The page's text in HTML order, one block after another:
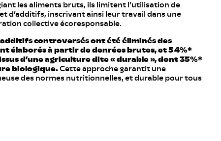
les aliments bruts, ils limitent l’utilisation de
d’additifs, inscrivant ainsi leur travail dans une
collective écoresponsable.
additifs controversés ont été éliminés des
élaborés à partir de denrées brutes, et 54%*
d’une agriculture dite « durable », dont 35%*
biologique.Cette approche garantit une
des normes nutritionnelles, et durable pour tous